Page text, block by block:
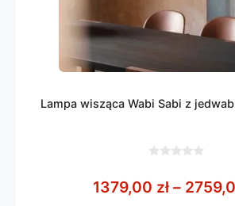
Lampa wisząca Wabi Sabi z
5
1379,00 zł –